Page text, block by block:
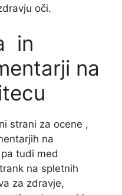
oči.
in
na
strani za ocene ,
na
tudi med
na spletnih
za zdravje,